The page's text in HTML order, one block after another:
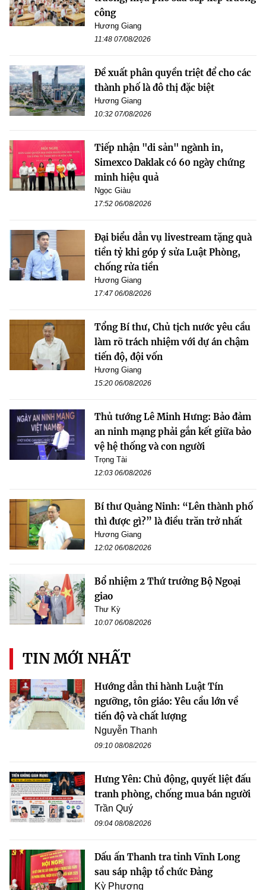
công
Hương Giang
11:48 07/08/2026
Đề xuất phân quyền triệt để cho các
thành phố là đô thị đặc biệt
Hương Giang
10:32 07/08/2026
Tiếp nhận "di sản" ngành in,
Simexco Daklak có 60 ngày chứng
minh hiệu quả
Ngọc Giàu
17:52 06/08/2026
Đại biểu dẫn vụ livestream tặng quà
tiền tỷ khi góp ý sửa Luật Phòng,
chống rửa tiền
Hương Giang
17:47 06/08/2026
Tổng Bí thư, Chủ tịch nước yêu cầu
làm rõ trách nhiệm với dự án chậm
tiến độ, đội vốn
Hương Giang
15:20 06/08/2026
Thủ tướng Lê Minh Hưng: Bảo đảm
an ninh mạng phải gắn kết giữa bảo
vệ hệ thống và con người
Trọng Tài
12:03 06/08/2026
Bí thư Quảng Ninh: “Lên thành phố
thì được gì?” là điều trăn trở nhất
Hương Giang
12:02 06/08/2026
Bổ nhiệm 2 Thứ trưởng Bộ Ngoại
giao
Thư Kỳ
10:07 06/08/2026
TIN MỚI NHẤT
Hướng dẫn thi hành Luật Tín
ngưỡng, tôn giáo: Yêu cầu lớn về
tiến độ và chất lượng
Nguyễn Thanh
09:10 08/08/2026
Hưng Yên: Chủ động, quyết liệt đấu
tranh phòng, chống mua bán người
Trần Quý
09:04 08/08/2026
Dấu ấn Thanh tra tỉnh Vĩnh Long
sau sáp nhập tổ chức Đảng
Kỳ Phương